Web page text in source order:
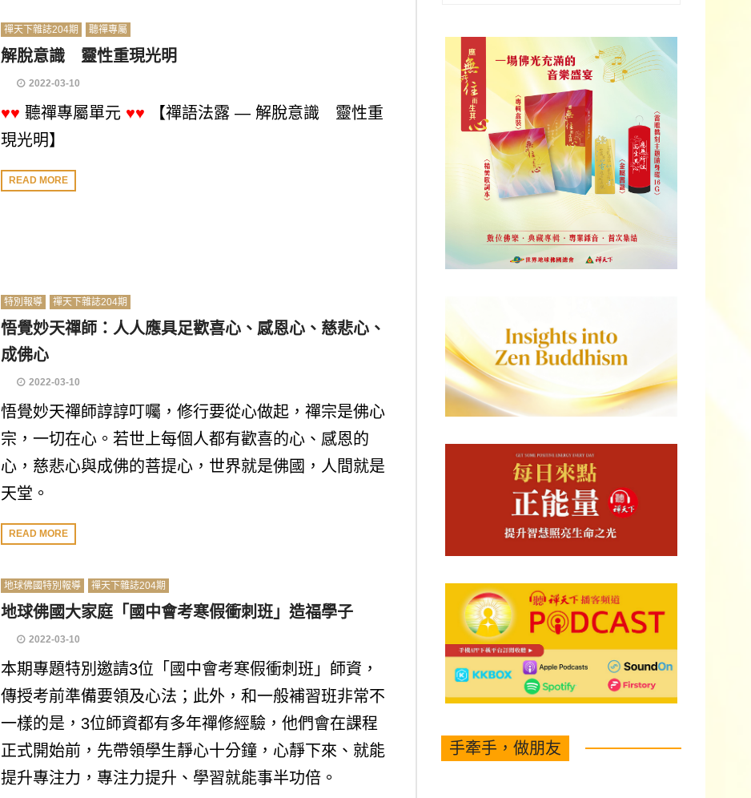
禪天下雜誌204期 聽禪專屬
解脫意識 靈性重現光明
2022-03-10
♥♥ 聽禪專屬單元 ♥♥ 【禪語法露 — 解脫意識 靈性重
現光明】
READ MORE
特別報導 禪天下雜誌204期
悟覺妙天禪師：人人應具足歡喜心、感恩心、慈悲心、
成佛心
2022-03-10
悟覺妙天禪師諄諄叮囑，修行要從心做起，禪宗是佛心
宗，一切在心。若世上每個人都有歡喜的心、感恩的
心，慈悲心與成佛的菩提心，世界就是佛國，人間就是
天堂。
READ MORE
地球佛國特別報導 禪天下雜誌204期
地球佛國大家庭「國中會考寒假衝刺班」造福學子
2022-03-10
本期專題特別邀請3位「國中會考寒假衝刺班」師資，
傳授考前準備要領及心法；此外，和一般補習班非常不
一樣的是，3位師資都有多年禪修經驗，他們會在課程
正式開始前，先帶領學生靜心十分鐘，心靜下來、就能
提升專注力，專注力提升、學習就能事半功倍。
手牽手，做朋友